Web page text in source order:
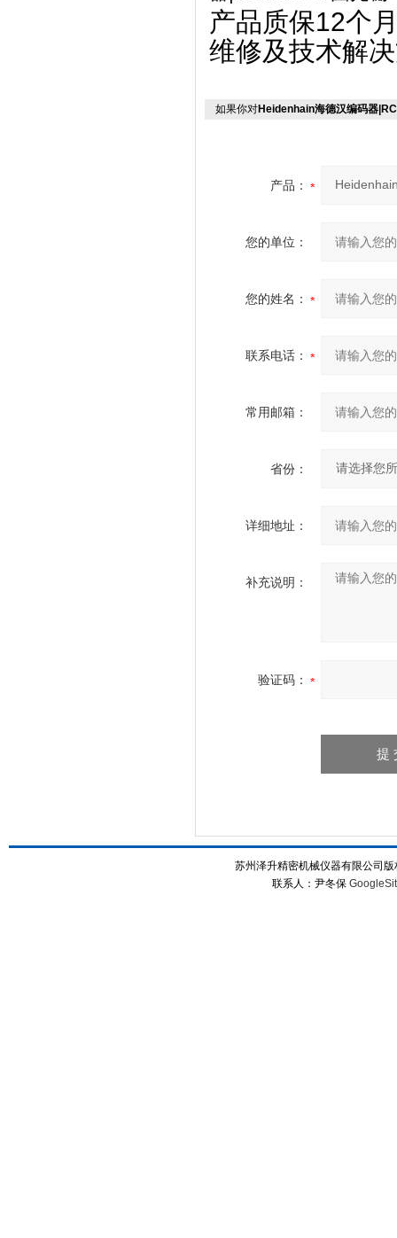
产品质保12个
维修及技术解
如果你对Heidenhain海德汉编码器
产品：
您的单位：
您的姓名：
联系电话：
常用邮箱：
省份：
详细地址：
补充说明：
验证码：
苏州泽升精密机械仪器有限公司
联系人：尹冬保